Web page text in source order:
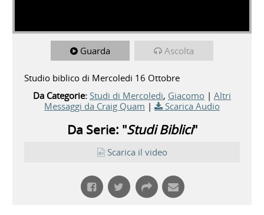
Guarda Ascolta
Studio biblico di Mercoledi 16 Ottobre
Da Categorie: Studi di Mercoledi, Giacomo | Altri
Messaggi da Craig Quam | Scarica Audio
Da Serie: "Studi Biblici"
Scarica il video